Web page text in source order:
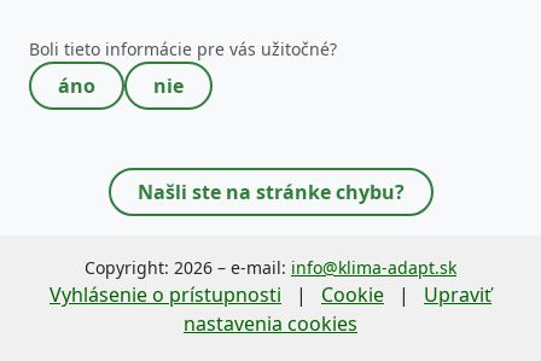
Boli tieto informácie pre vás užitočné?
áno nie
Toto pole nevypĺňajte!
Našli ste na stránke chybu?
Copyright: 2026 – e-mail: info@klima-adapt.sk
Vyhlásenie o prístupnosti | Cookie | Upraviť
nastavenia cookies